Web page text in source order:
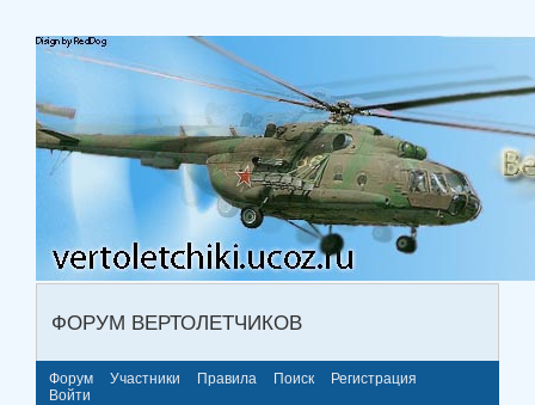
ФОРУМ ВЕРТОЛЕТЧИКОВ
Форум Участники Правила Поиск
Регистрация
Войти